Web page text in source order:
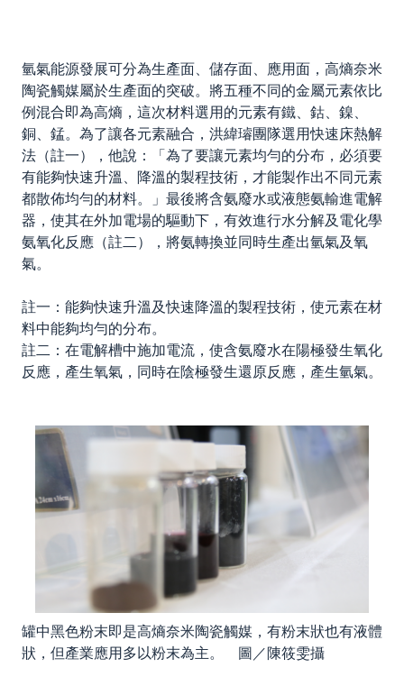
氫氣能源發展可分為生產面、儲存面、應用面，高熵奈米
陶瓷觸媒屬於生產面的突破。將五種不同的金屬元素依比
例混合即為高熵，這次材料選用的元素有鐵、鈷、鎳、
銅、錳。為了讓各元素融合，洪緯璿團隊選用快速床熱解
法（註一），他說：「為了要讓元素均勻的分布，必須要
有能夠快速升溫、降溫的製程技術，才能製作出不同元素
都散佈均勻的材料。」最後將含氨廢水或液態氨輸進電解
器，使其在外加電場的驅動下，有效進行水分解及電化學
氨氧化反應（註二），將氨轉換並同時生產出氫氣及氧
氣。
註一：能夠快速升溫及快速降溫的製程技術，使元素在材
料中能夠均勻的分布。
註二：在電解槽中施加電流，使含氨廢水在陽極發生氧化
反應，產生氧氣，同時在陰極發生還原反應，產生氫氣。
罐中黑色粉末即是高熵奈米陶瓷觸媒，有粉末狀也有液體
狀，但產業應用多以粉末為主。 圖／陳筱雯攝